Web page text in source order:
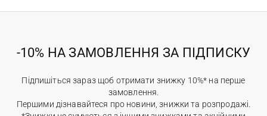
-10% НА ЗАМОВЛЕННЯ ЗА ПІДПИСКУ
Підпишіться зараз щоб отримати знижку 10%* на перше
замовлення.
Першими дізнавайтеся про новини, знижки та розпродажі.